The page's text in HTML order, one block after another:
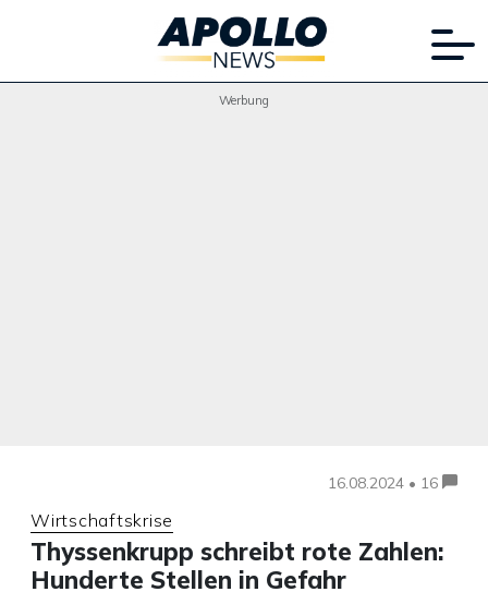
Werbung
16.08.2024 • 16
Wirtschaftskrise
Thyssenkrupp schreibt rote Zahlen:
Hunderte Stellen in Gefahr